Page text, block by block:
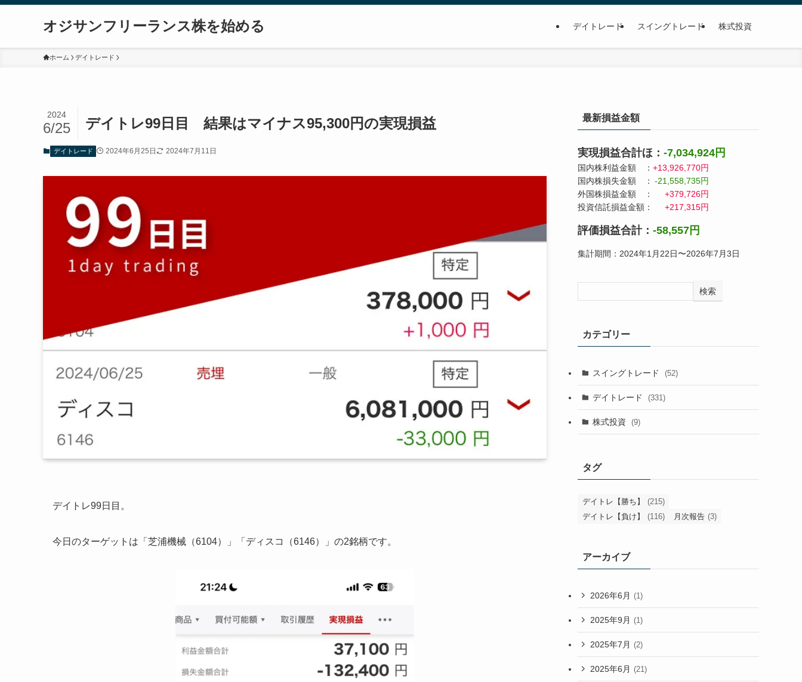
オジサンフリーランス株を始める デイトレード スイングトレード 株式投資
ホーム デイトレード
デイトレ99日目 結果はマイナス95,300円の実現損益
2024
6/25
デイトレード 2024年6月25日 2024年7月11日
デイトレ99日目。
今日のターゲットは「芝浦機械（6104）」「ディスコ（6146）」の2銘柄です。
最新損益金額
実現損益合計ほ： -7,034,924円
国内株利益金額 ： +13,926,770円
国内株損失金額 ： -21,558,735円
外国株損益金額 ：
+379,726円
投資信託損益金額：
+217,315円
評価損益合計： -58,557円
集計期間：2024年1月22日〜2026年7月3日
検索
カテゴリー
スイングトレード (52)
デイトレード (331)
株式投資 (9)
タグ
デイトレ【勝ち】
(215)
デイトレ【負け】
(116) 月次報告 (3)
アーカイブ
2026年6月 (1)
2025年9月 (1)
2025年7月 (2)
2025年6月 (21)